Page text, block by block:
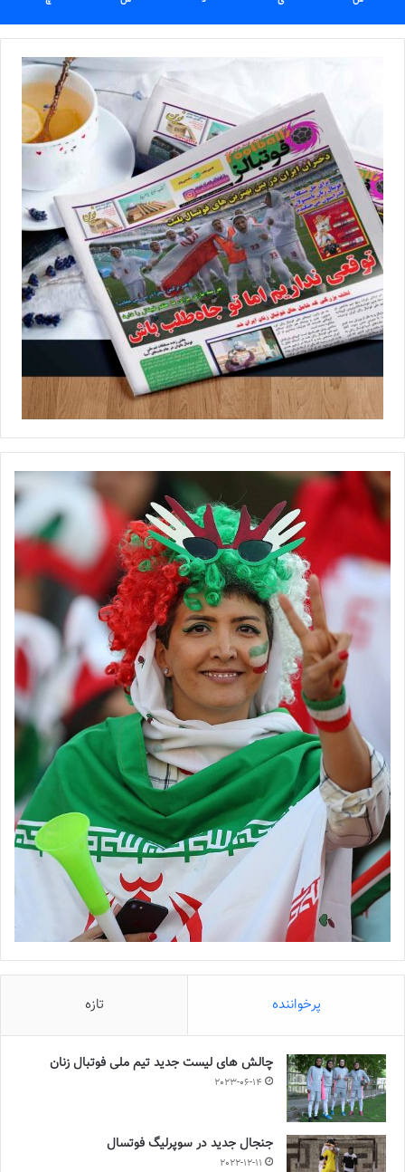
پرخواننده تازه
چالش هاى ليست جدید تيم ملى فوتبال زنان
2023-06-14
جنجال جدید در سوپرلیگ فوتسال
2022-12-11